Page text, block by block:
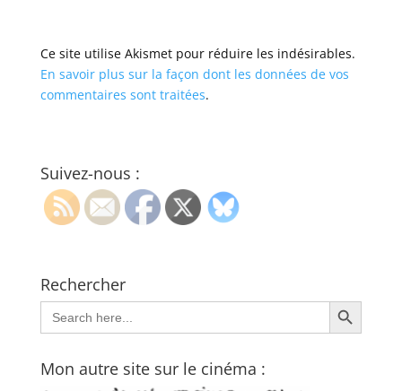
Ce site utilise Akismet pour réduire les indésirables.
En savoir plus sur la façon dont les données de vos
commentaires sont traitées.
Suivez-nous :
Rechercher
Search
for:
Search Button
Mon autre site sur le cinéma :